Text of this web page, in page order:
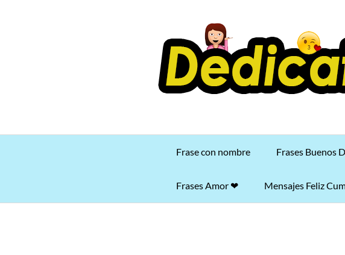
Frase con nombre Frases Buenos
Frases Amor ❤ Mensajes Feliz